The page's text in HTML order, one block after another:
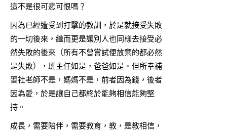
這不是很可悲可恨嗎？
因為已經遭受到打擊的教訓，於是就接受失敗
的一切後來，繼而更是讓別人也同樣去接受必
然失敗的後來（所有不曾嘗試便放棄的都必然
是失敗），班主任如是，爸爸如是。但所幸補
習社老師不是，媽媽不是，前者因為錢，後者
因為愛，於是讓自己都終於能夠相信能夠堅
持。
成長，需要陪伴，需要教育，教，是教相信，